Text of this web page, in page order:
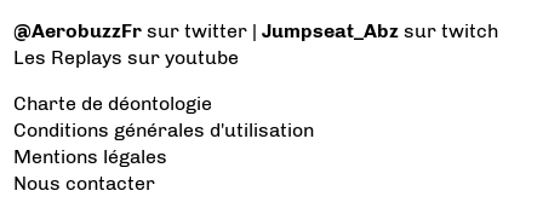
@AerobuzzFr sur twitter |Jumpseat_Abz sur twitch
Les Replays sur youtube
Charte de déontologie
Conditions générales d'utilisation
Mentions légales
Nous contacter